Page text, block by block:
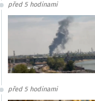
před 5 hodinami
před 5 hodinami